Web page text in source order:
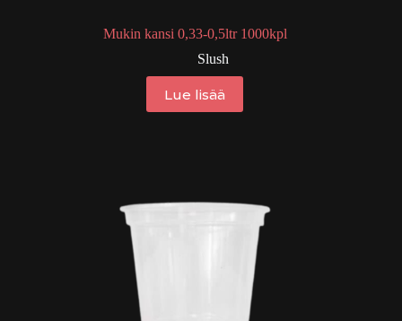
Mukin kansi 0,33-0,5ltr 1000kpl
Slush
Lue lisää